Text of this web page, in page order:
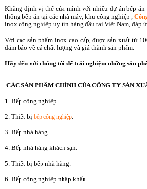
Khẳng định vị thế của mình với nhiều dự án bếp
thống bếp ăn tại các nhà máy, khu công nghiệp ,
inox công nghiệp uy tín hàng đầu tại Việt Nam, đáp
Với các sản phẩm inox cao cấp, được sản xuất từ
đảm bảo về cả chất lượng và giá thành sản phẩm.
Hãy đến với chúng tôi để trải nghiệm những sản
CÁC SẢN PHẨM CHÍNH CỦA CÔNG TY SẢN
1. Bếp công nghiệp.
2. Thiết bị bếp công nghiệp.
3. Bếp nhà hàng.
4. Bếp nhà hàng khách sạn.
5. Thiết bị bếp nhà hàng.
6. Bếp công nghiệp nhập khẩu